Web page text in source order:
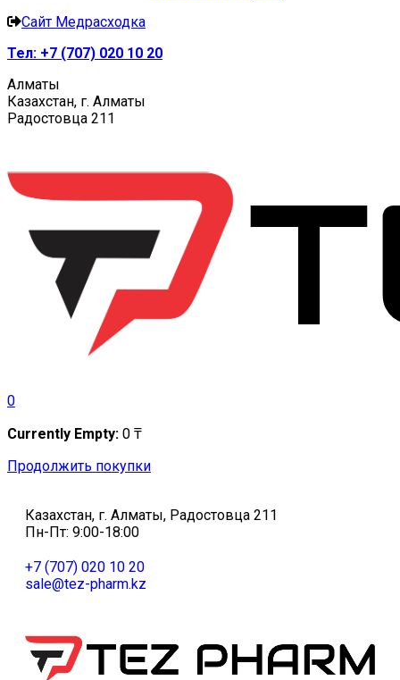
Сайт Медрасходка
Тел: +7 (707) 020 10 20
Алматы
Казахстан, г. Алматы
Радостовца 211
0
Currently Empty: 0 ₸
Продолжить покупки
Казахстан, г. Алматы, Радостовца 211
Пн-Пт: 9:00-18:00
+7 (707) 020 10 20
sale@tez-pharm.kz